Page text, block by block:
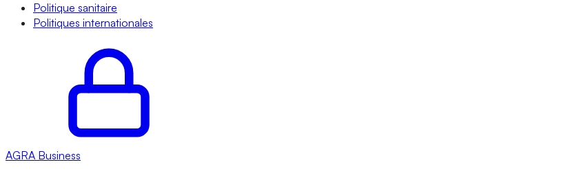
Politique sanitaire
Politiques internationales
AGRA Business